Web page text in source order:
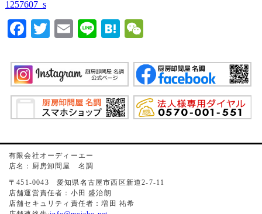
1257607_s
Facebook
TwitterEmailLineHatena
有限会社オーディーエー
店名：厨房卸問屋 名調
〒451-0043 愛知県名古屋市西区新道2-7-11
店舗運営責任者：小田 盛治朗
店舗セキュリティ責任者：増田 祐希